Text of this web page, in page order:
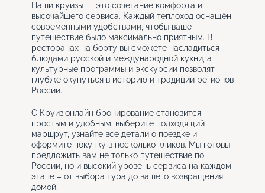
Наши круизы — это сочетание комфорта и
высочайшего сервиса. Каждый теплоход оснащён
современными удобствами, чтобы ваше
путешествие было максимально приятным. В
ресторанах на борту вы сможете насладиться
блюдами русской и международной кухни, а
культурные программы и экскурсии позволят
глубже окунуться в историю и традиции регионов
России.
С Круиз.онлайн бронирование становится
простым и удобным: выберите подходящий
маршрут, узнайте все детали о поездке и
оформите покупку в несколько кликов. Мы готовы
предложить вам не только путешествие по
России, но и высокий уровень сервиса на каждом
этапе – от выбора тура до вашего возвращения
домой.